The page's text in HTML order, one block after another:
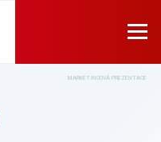
MARKETINGOVÁ PREZENTACE